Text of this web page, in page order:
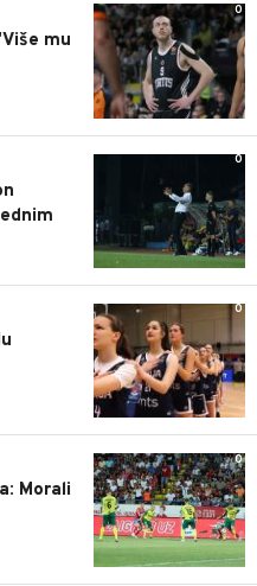
0
mu
0
0
0
Morali